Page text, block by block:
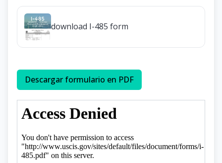
download I-485 form
Descargar formulario en PDF